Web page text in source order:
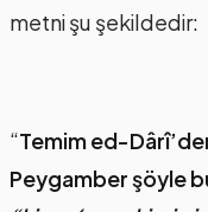
metni şu şekildedir:
“Temim ed-
Peygamber şöyle